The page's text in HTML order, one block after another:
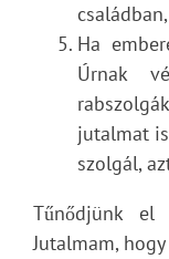
Ha
Úrnak
jutalmat
szolgál,
Tűnődjünk el
Jutalmam,